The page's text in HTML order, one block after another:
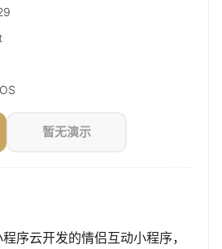
暂无演示
序云开发的情侣互动小程序，